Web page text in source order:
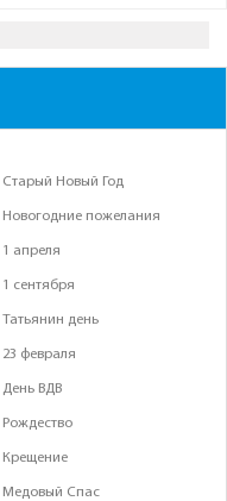
Старый Новый Год
Новогодние пожелания
1 апреля
1 сентября
Татьянин день
23 февраля
День ВДВ
Рождество
Крещение
Медовый Спас